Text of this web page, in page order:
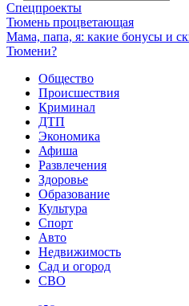
Спецпроекты
Тюмень процветающая
Мама, папа, я: какие бонусы и
Тюмени?
Общество
Происшествия
Криминал
ДТП
Экономика
Афиша
Развлечения
Здоровье
Образование
Культура
Спорт
Авто
Недвижимость
Сад и огород
СВО